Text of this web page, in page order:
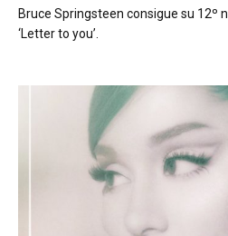
Bruce Springsteen consigue su 12º
‘Letter to you’.